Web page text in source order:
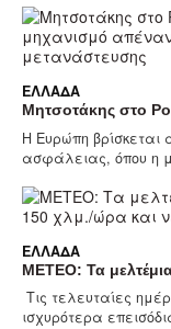
ΕΛΛΆΔΑ
Μητσοτάκης στο
Η Ευρώπη βρίσκεται
ασφάλειας, όπου η
ΕΛΛΆΔΑ
ΜΕΤΕΟ: Τα
Τις τελευταίες
ισχυρότερα